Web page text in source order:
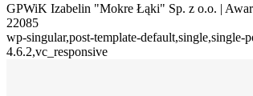
GPWiK Izabelin "Mokre Łąki" Sp. z o.o. |
22085
wp-singular,post-template-
4.6.2,vc_responsive